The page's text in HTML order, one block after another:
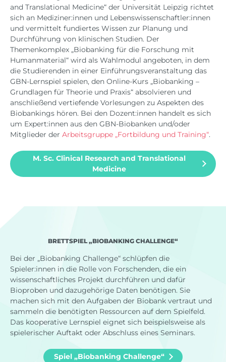
and Translational Medicine“ der Universität Leipzig richtet
sich an Mediziner:innen und Lebenswissenschaftler:innen
und vermittelt fundiertes Wissen zur Planung und
Durchführung von klinischen Studien. Der
Themenkomplex „Biobanking für die Forschung mit
Humanmaterial“ wird als Wahlmodul angeboten, in dem
die Studierenden in einer Einführungsveranstaltung das
GBN-Lernspiel spielen, den Online-Kurs „Biobanking –
Grundlagen für Theorie und Praxis“ absolvieren und
anschließend vertiefende Vorlesungen zu Aspekten des
Biobankings hören. Bei den Dozent:innen handelt es sich
um Expert:innen aus den GBN-Biobanken und/oder
Mitglieder der Arbeitsgruppe „Fortbildung und Training“.
M. Sc. Clinical Research and Translational
Medicine
BRETTSPIEL „BIOBANKING CHALLENGE“
Bei der „Biobanking Challenge“ schlüpfen die
Spieler:innen in die Rolle von Forschenden, die ein
wissenschaftliches Projekt durchführen und dafür
Bioproben und dazugehörige Daten benötigen. Sie
machen sich mit den Aufgaben der Biobank vertraut und
sammeln die benötigten Ressourcen auf dem Spielfeld.
Das kooperative Lernspiel eignet sich beispielsweise als
spielerischer Auftakt oder Abschluss eines Seminars.
Spiel „Biobanking Challenge“